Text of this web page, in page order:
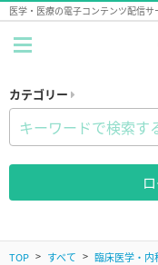
医学・医療の電子コンテンツ配信サ
カテゴリー
TOP すべて 臨床医学・内